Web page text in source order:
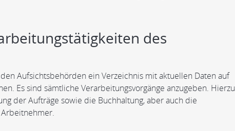
des
Aufsichtsbehörden ein Verzeichnis mit aktuellen Daten auf
Es sind sämtliche Verarbeitungsvorgänge anzugeben. Hierzu
der Aufträge sowie die Buchhaltung, aber auch die